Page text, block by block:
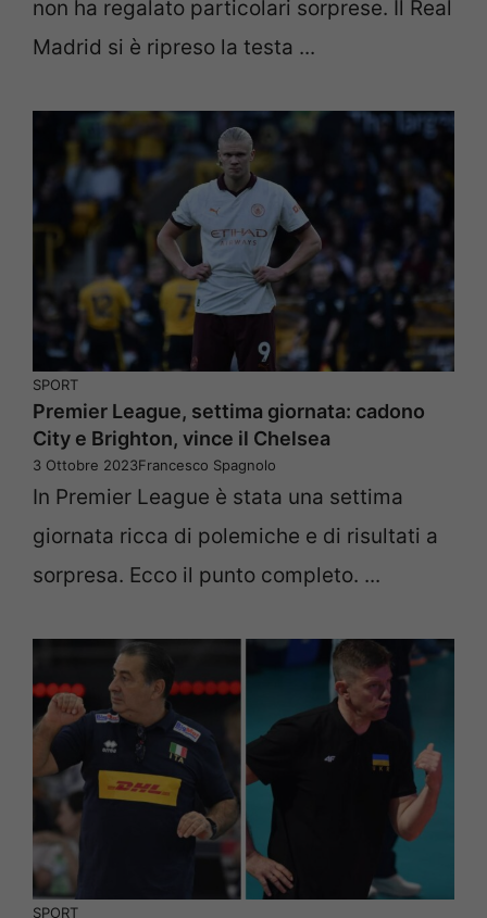
non ha regalato particolari sorprese. Il Real
Madrid si è ripreso la testa ...
SPORT
Premier League, settima giornata: cadono
City e Brighton, vince il Chelsea
3 Ottobre 2023Francesco Spagnolo
In Premier League è stata una settima
giornata ricca di polemiche e di risultati a
sorpresa. Ecco il punto completo. ...
SPORT